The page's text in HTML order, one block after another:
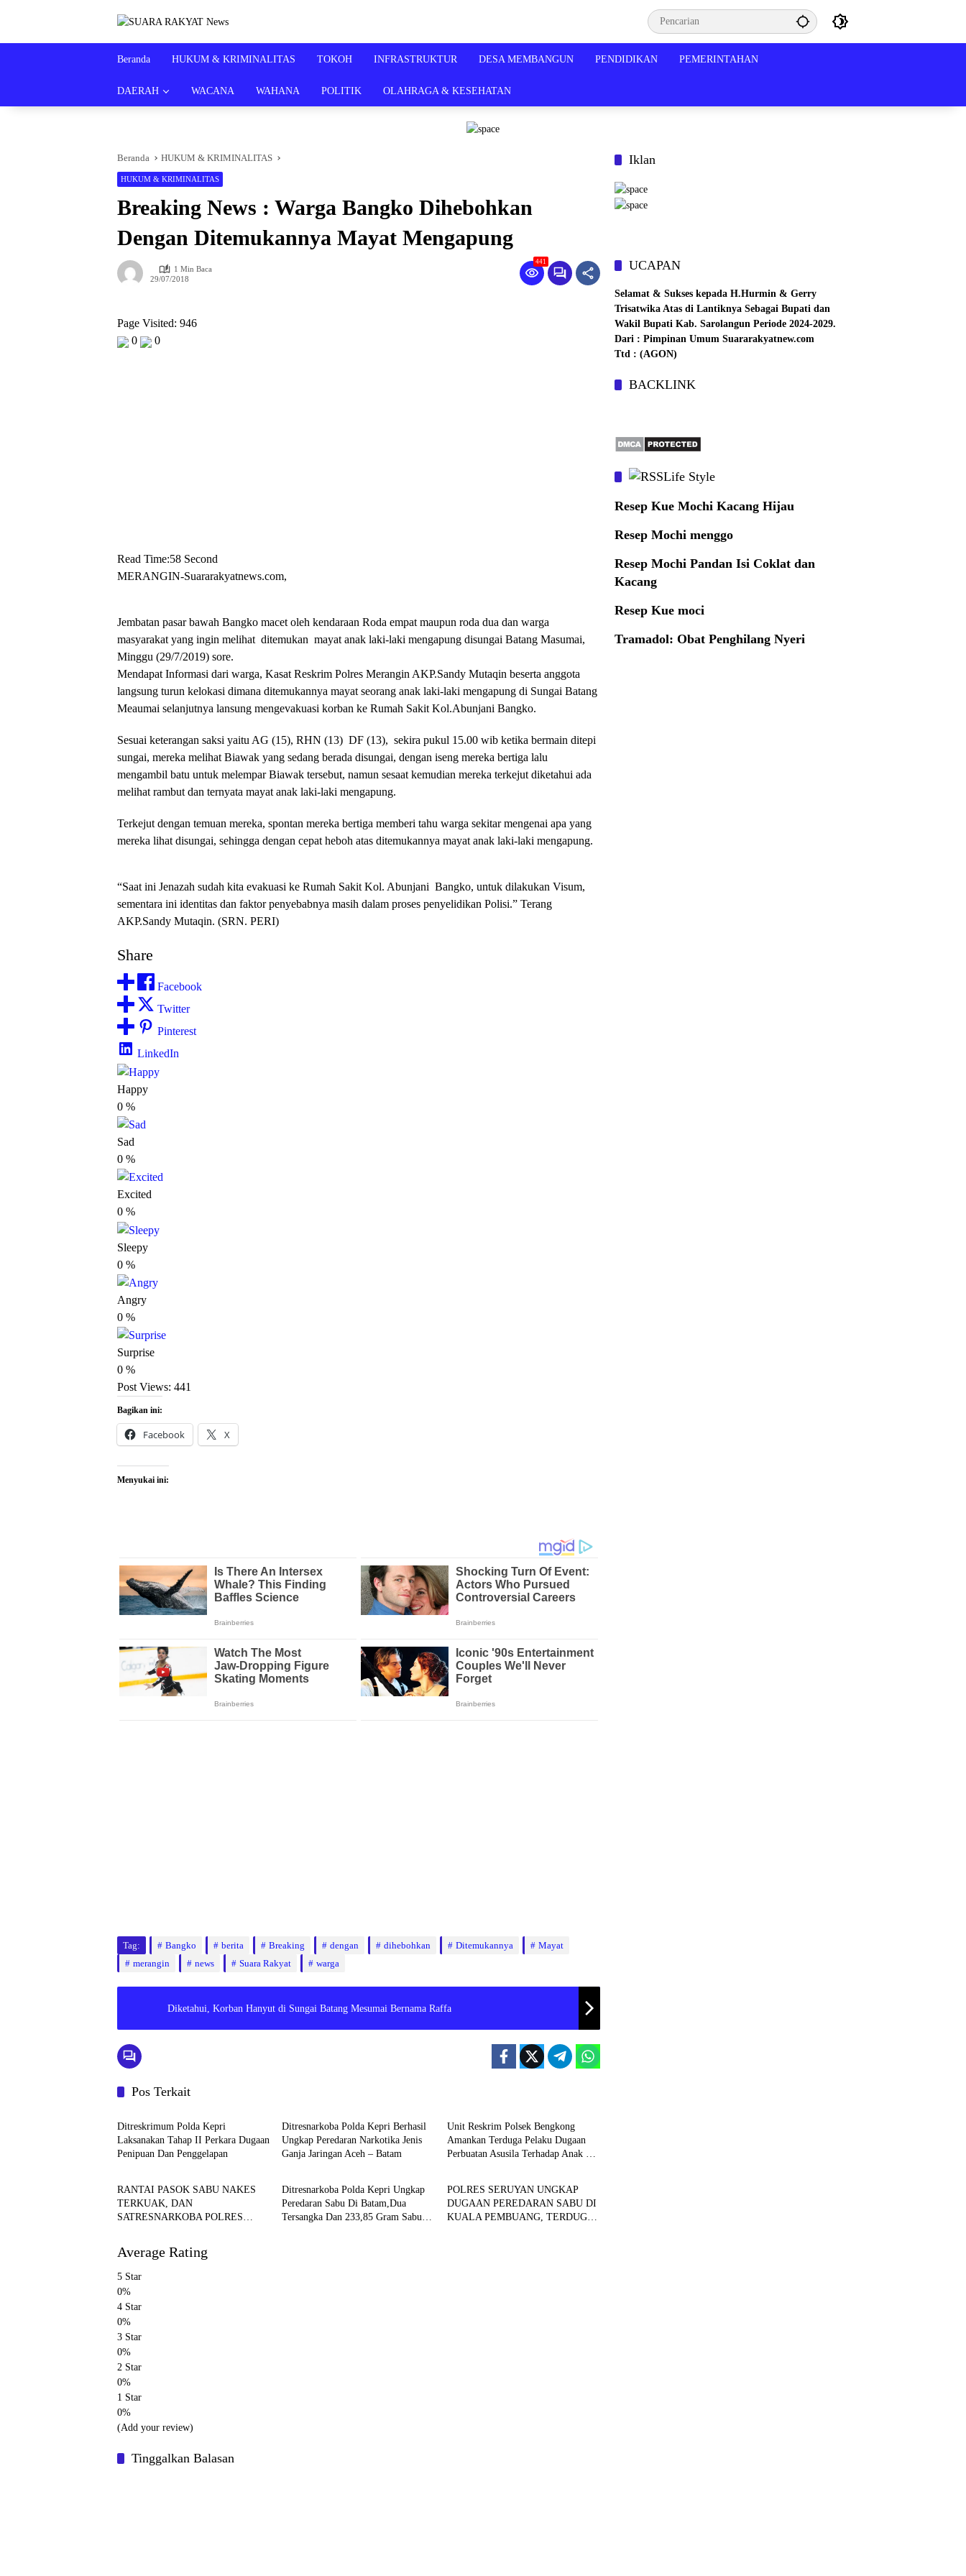
Beranda HUKUM & KRIMINALITAS TOKOH INFRASTRUKTUR DESA MEMBANGUN PENDIDIKAN PEMERINTAHAN
DAERAH WACANA WAHANA POLITIK OLAHRAGA & KESEHATAN
Beranda HUKUM & KRIMINALITAS
HUKUM & KRIMINALITAS
Breaking News : Warga Bangko Dihebohkan
Dengan Ditemukannya Mayat Mengapung
1 Min Baca
29/07/2018
441
Page Visited: 946
0
0
Read Time:58 Second
MERANGIN-Suararakyatnews.com,
Jembatan pasar bawah Bangko macet oleh kendaraan Roda empat maupun roda dua dan warga
masyarakat yang ingin melihat ditemukan mayat anak laki-laki mengapung disungai Batang Masumai,
Minggu (29/7/2019) sore.
Mendapat Informasi dari warga, Kasat Reskrim Polres Merangin AKP.Sandy Mutaqin beserta anggota
langsung turun kelokasi dimana ditemukannya mayat seorang anak laki-laki mengapung di Sungai Batang
Meaumai selanjutnya lansung mengevakuasi korban ke Rumah Sakit Kol.Abunjani Bangko.
Sesuai keterangan saksi yaitu AG (15), RHN (13) DF (13), sekira pukul 15.00 wib ketika bermain ditepi
sungai, mereka melihat Biawak yang sedang berada disungai, dengan iseng mereka bertiga lalu
mengambil batu untuk melempar Biawak tersebut, namun sesaat kemudian mereka terkejut diketahui ada
melihat rambut dan ternyata mayat anak laki-laki mengapung.
Terkejut dengan temuan mereka, spontan mereka bertiga memberi tahu warga sekitar mengenai apa yang
mereka lihat disungai, sehingga dengan cepat heboh atas ditemukannya mayat anak laki-laki mengapung.
“Saat ini Jenazah sudah kita evakuasi ke Rumah Sakit Kol. Abunjani Bangko, untuk dilakukan Visum,
sementara ini identitas dan faktor penyebabnya masih dalam proses penyelidikan Polisi.” Terang
AKP.Sandy Mutaqin. (SRN. PERI)
Share
Facebook
Twitter
Pinterest
LinkedIn
Happy
0 %
Sad
0 %
Excited
0 %
Sleepy
0 %
Angry
0 %
Surprise
0 %
Post Views: 441
Bagikan ini:
Facebook X
Menyukai ini:
Tag: Bangko berita Breaking dengan dihebohkan Ditemukannya
Mayat
merangin
news Suara Rakyat warga
Diketahui, Korban Hanyut di Sungai Batang Mesumai Bernama Raffa
Pos Terkait
Batam
Ditreskrimum Polda Kepri
Laksanakan Tahap II Perkara Dugaan
Penipuan Dan Penggelapan
Ditresnarkoba Polda Kepri Berhasil
Ungkap Peredaran Narkotika Jenis
Ganja Jaringan Aceh – Batam
Unit Reskrim Polsek Bengkong
Amankan Terduga Pelaku Dugaan
Perbuatan Asusila Terhadap Anak di
HUKUM & KRIMINALITAS
RANTAI PASOK SABU NAKES
TERKUAK, DAN
SATRESNARKOBA POLRES
HUKUM & KRIMINALITAS
Ditresnarkoba Polda Kepri Ungkap
Peredaran Sabu Di Batam,Dua
Tersangka Dan 233,85 Gram Sabu
HUKUM & KRIMINALITAS
POLRES SERUYAN UNGKAP
DUGAAN PEREDARAN SABU DI
KUALA PEMBUANG, TERDUGA
Average Rating
5 Star
0%
4 Star
0%
3 Star
0%
2 Star
0%
1 Star
0%
(Add your review)
Tinggalkan Balasan
Iklan
UCAPAN
Selamat & Sukses kepada H.Hurmin & Gerry
Trisatwika Atas di Lantiknya Sebagai Bupati dan
Wakil Bupati Kab. Sarolangun Periode 2024-2029.
Dari : Pimpinan Umum Suararakyatnew.com
Ttd : (AGON)
BACKLINK
Life Style
Resep Kue Mochi Kacang Hijau
Resep Mochi menggo
Resep Mochi Pandan Isi Coklat dan
Kacang
Resep Kue moci
Tramadol: Obat Penghilang Nyeri